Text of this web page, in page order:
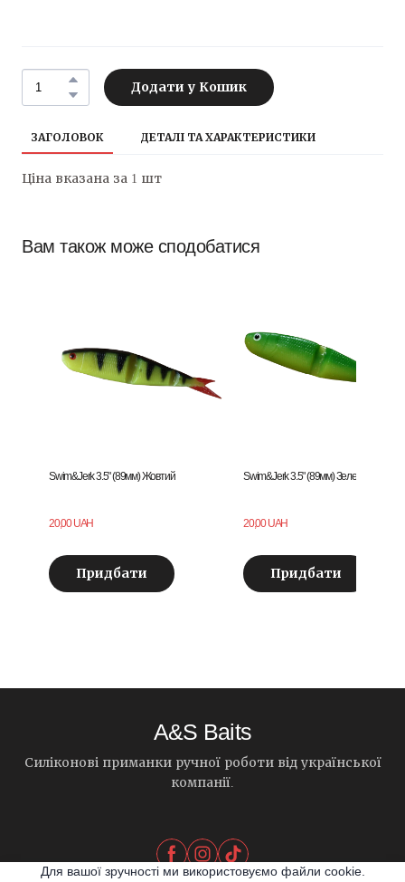
Додати у Кошик
ЗАГОЛОВОК ДЕТАЛІ ТА ХАРАКТЕРИСТИКИ
Ціна вказана за 1 шт
Вам також може сподобатися
Swim&Jerk 3.5" (89мм) Жовтий
20,00 UAH
Придбати
Swim&Jerk 3.5" (89мм) Зелений/
20,00 UAH
Придбати
A&S Baits
Силіконові приманки ручної роботи від української
компанії.
Для вашої зручності ми використовуємо файли cookie.